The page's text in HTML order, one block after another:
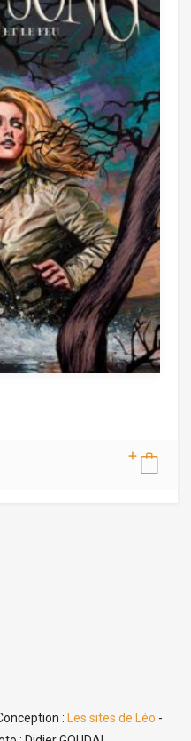
: Les sites de Léo -